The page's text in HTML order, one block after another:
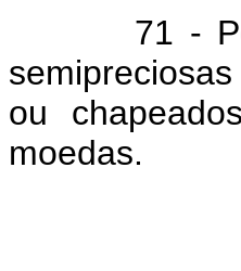
71 -
ou
moedas.